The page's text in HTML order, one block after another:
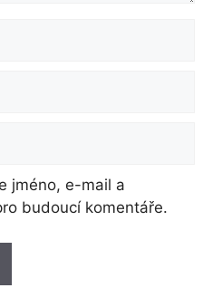
jméno, e-mail a
budoucí komentáře.